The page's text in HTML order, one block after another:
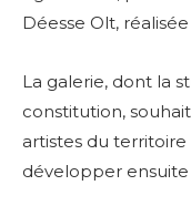
Déesse Olt,
La galerie, dont la
constitution,
artistes du
développer ensuite